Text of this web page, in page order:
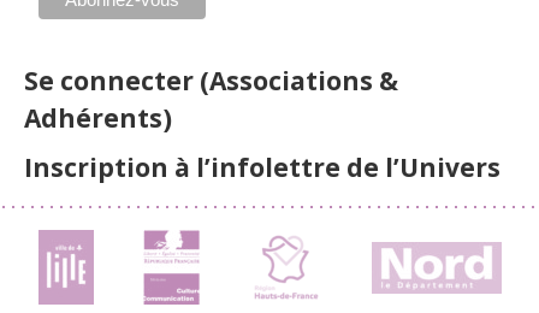
Se connecter (Associations &
Adhérents)
Inscription à l’infolettre de l’Univers